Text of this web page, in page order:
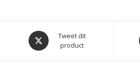
Opent
in
Tweet dit
product